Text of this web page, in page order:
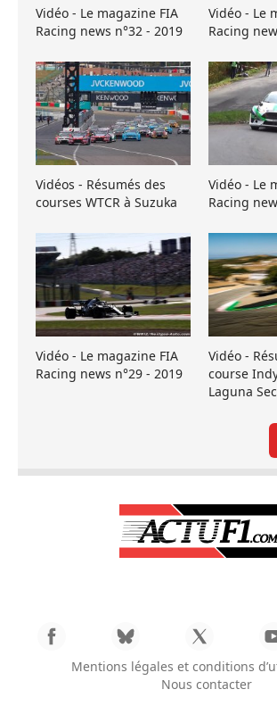
Vidéo - Le magazine FIA
Racing news n°32 - 2019
Vidéo - Le
Racing
Vidéos - Résumés des
courses WTCR à Suzuka
Vidéo - Le
Racing
Vidéo - Le magazine FIA
Racing news n°29 - 2019
Vidéo -
course
Laguna
Mentions légales et conditions
Nous contacter